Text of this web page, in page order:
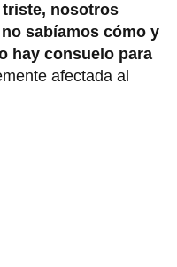
nosotros
sabíamos cómo y
hay consuelo para
afectada al